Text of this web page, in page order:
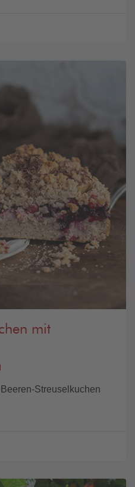
mit
Streuselkuchen